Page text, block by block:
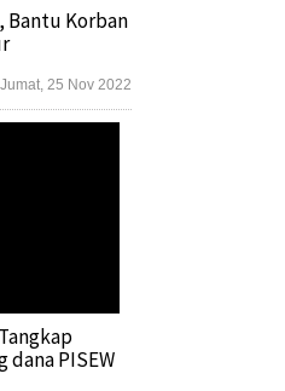
Bantu Korban
Jumat, 25 Nov 2022
dana PISEW